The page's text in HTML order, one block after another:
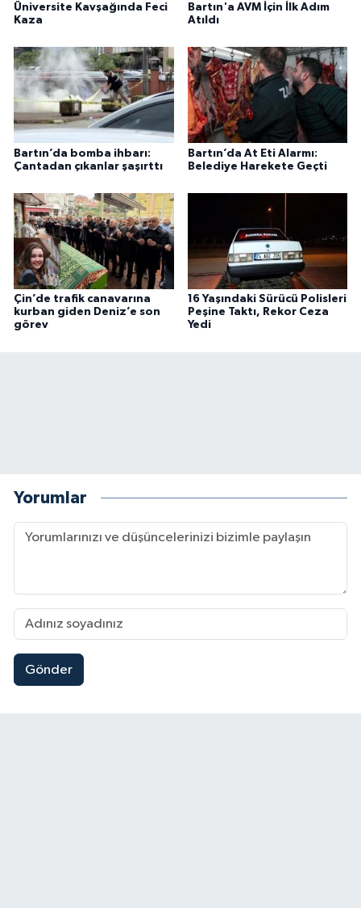
Üniversite Kavşağında Feci
Kaza
Bartın'a AVM İçin İlk Adım
Atıldı
Bartın’da bomba ihbarı:
Çantadan çıkanlar şaşırttı
Bartın’da At Eti Alarmı:
Belediye Harekete Geçti
Çin’de trafik canavarına
kurban giden Deniz’e son
görev
16 Yaşındaki Sürücü Polisleri
Peşine Taktı, Rekor Ceza
Yedi
Yorumlar
Gönder